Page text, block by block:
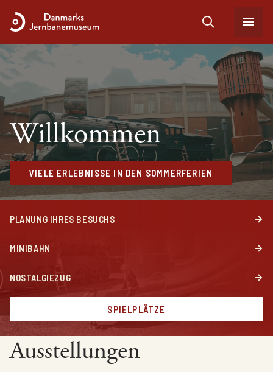
Willkommen
VIELE ERLEBNISSE IN DEN SOMMERFERIEN
PLANUNG IHRES BESUCHS
MINIBAHN
NOSTALGIEZUG
SPIELPLÄTZE
Ausstellungen